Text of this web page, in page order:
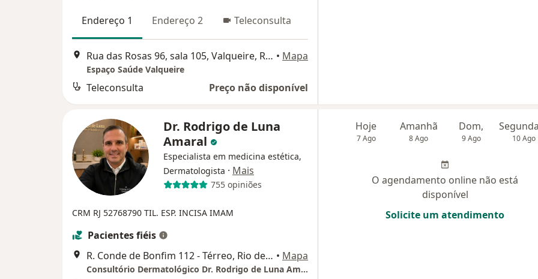
Endereço 1 Endereço 2 Teleconsulta
Rua das Rosas 96, sala 105, Valqueire, Rio de Janeiro • Mapa
Espaço Saúde Valqueire
Teleconsulta Preço não disponível
Dr. Rodrigo de Luna
Amaral
Especialista em medicina estética,
Dermatologista · Mais
755 opiniões
CRM RJ 52768790 TIL. ESP. INCISA IMAM
Pacientes fiéis
R. Conde de Bonfim 112 - Térreo, Rio de Janeiro • Mapa
Consultório Dermatológico Dr. Rodrigo de Luna Amaral
Hoje
7 Ago
Amanhã
8 Ago
Dom,
9 Ago 10 Ago
O agendamento online não está
disponível
Solicite um atendimento